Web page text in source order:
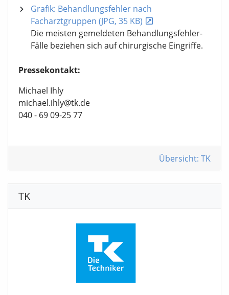
Grafik: Behandlungsfehler nach
Facharztgruppen (JPG, 35 KB)
Die meisten gemeldeten Behandlungsfehler-
Fälle beziehen sich auf chirurgische Eingriffe.
Pressekontakt:
Michael Ihly
michael.ihly@tk.de
040 - 69 09-25 77
Übersicht: TK
TK